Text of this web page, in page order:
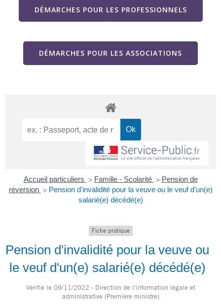
DÉMARCHES POUR LES PROFESSIONNELS
DÉMARCHES POUR LES ASSOCIATIONS
Accueil particuliers > Famille - Scolarité > Pension de
réversion > Pension d'invalidité pour la veuve ou le veuf d'un(e)
salarié(e) décédé(e)
Fiche pratique
Pension d'invalidité pour la veuve ou
le veuf d'un(e) salarié(e) décédé(e)
Vérifié le 09/11/2022 - Direction de l'information légale et
administrative (Première ministre)